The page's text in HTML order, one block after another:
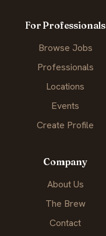
For Professionals
Browse Jobs
Professionals
Locations
Events
Create Profile
Company
About Us
The Brew
Contact